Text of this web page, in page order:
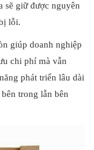
sẽ giữ được nguyên
lỗi.
giúp doanh nghiệp
chi phí mà vẫn
phát triển lâu dài
trong lẫn bên